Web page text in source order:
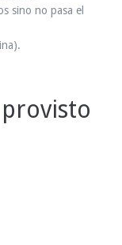
sino no pasa el